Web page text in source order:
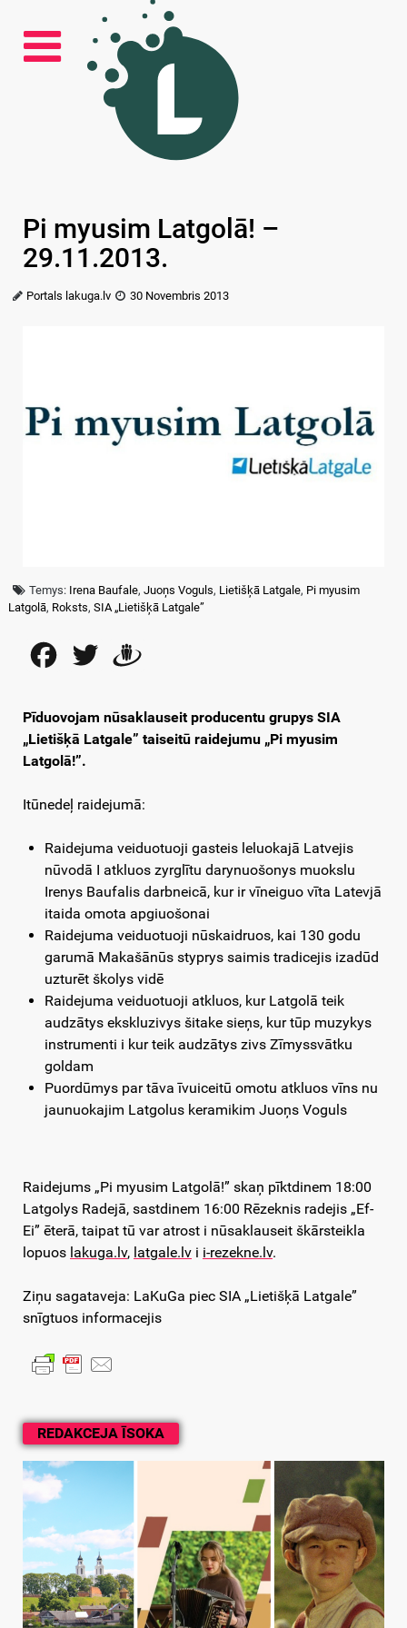
REDAKCEJA ĪSOKA
Pi myusim Latgolā! –
29.11.2013.
Portals lakuga.lv 30 Novembris 2013
Temys: Irena Baufale,Juoņs Voguls, Lietišķā Latgale, Pi myusim
Latgolā, Roksts, SIA „Lietišķā Latgale”
FacebookTwitter
Pīduovojam nūsaklauseit producentu grupys SIA
„Lietišķā Latgale” taiseitū raidejumu „Pi myusim
Latgolā!”.
Itūnedeļ raidejumā:
Raidejuma veiduotuoji gasteis leluokajā Latvejis
nūvodā I atkluos zyrglītu darynuošonys muokslu
Irenys Baufalis darbneicā, kur ir vīneiguo vīta Latevjā
itaida omota apgiuošonai
Raidejuma veiduotuoji nūskaidruos, kai 130 godu
garumā Makašānūs styprys saimis tradicejis izadūd
uzturēt školys vidē
Raidejuma veiduotuoji atkluos, kur Latgolā teik
audzātys ekskluzivys šitake sieņs, kur tūp muzykys
instrumenti i kur teik audzātys zivs Zīmyssvātku
goldam
Puordūmys par tāva īvuiceitū omotu atkluos vīns nu
jaunuokajim Latgolus keramikim Juoņs Voguls
Raidejums „Pi myusim Latgolā!” skaņ pīktdinem 18:00
Latgolys Radejā, sastdinem 16:00 Rēzeknis radejis „Ef-
Ei” ēterā, taipat tū var atrost i nūsaklauseit škārsteikla
lopuos lakuga.lv, latgale.lv i i-rezekne.lv.
Ziņu sagataveja: LaKuGa piec SIA „Lietišķā Latgale”
snīgtuos informacejis